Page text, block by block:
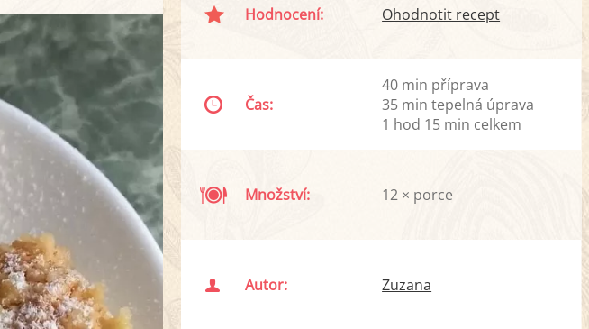
Hodnocení: Ohodnotit recept
Čas:
40 min příprava
35 min tepelná úprava
1 hod 15 min celkem
Množství: 12 × porce
Autor: Zuzana